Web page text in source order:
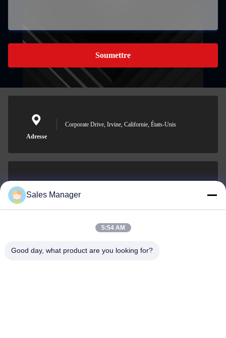
Soumettre
Adresse
Corporate Drive, Irvine, Californie, États-Unis
001-512-7443871
Sales Manager
5:54 AM
Good day, what product are you looking for?